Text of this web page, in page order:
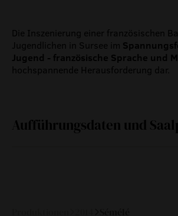
Die Inszenierung einer französischen
Jugendlichen in Sursee im
Jugend - französische Sprache und
hochspannende Herausforderung dar.
Aufführungsdaten und